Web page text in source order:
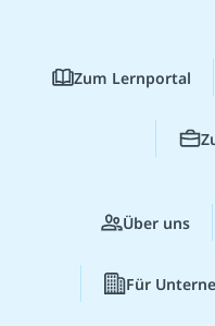
Zum Lernportal
Über uns
Für